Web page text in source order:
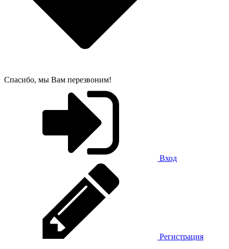
Спасибо, мы Вам перезвоним!
Вход
Регистрация